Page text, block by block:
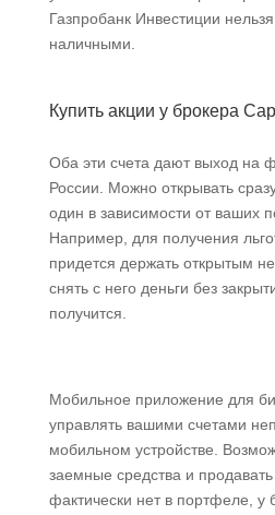
Газпробанк Инвестиции
наличными.
Купить акции у брокера
Оба эти счета дают выход на
России. Можно открывать
один в зависимости от ваших
Например, для получения
придется держать открытым
снять с него деньги без
получится.
Мобильное приложение для
управлять вашими счетами
мобильном устройстве.
заемные средства и
фактически нет в портфеле, у